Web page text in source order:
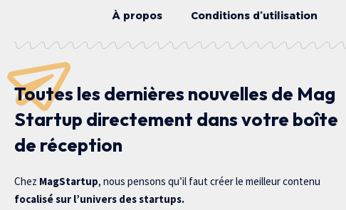
À propos Conditions d’utilisation
Toutes les dernières nouvelles de Mag
Startup directement dans votre boîte
de réception
Chez MagStartup, nous pensons qu’il faut créer le meilleur contenu
focalisé sur l’univers des startups.